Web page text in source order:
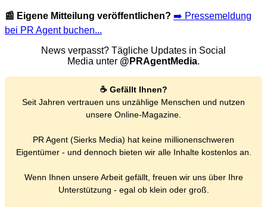
📰 Eigene Mitteilung veröffentlichen? ➡️ Pressemeldung
bei PR Agent buchen...
News verpasst? Tägliche Updates in Social
Media unter @PRAgentMedia.
☕ Gefällt Ihnen?
Seit Jahren vertrauen uns unzählige Menschen und nutzen
unsere Online-Magazine.
PR Agent (Sierks Media) hat keine millionenschweren
Eigentümer - und dennoch bieten wir alle Inhalte kostenlos an.
Wenn Ihnen unsere Arbeit gefällt, freuen wir uns über Ihre
Unterstützung - egal ob klein oder groß.